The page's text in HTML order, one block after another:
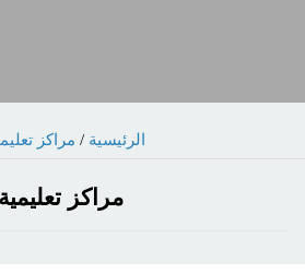
الرئيسية / مراكز
مراكز تعليمية